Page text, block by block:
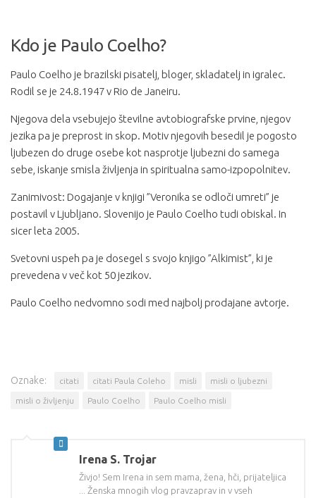
Kdo je Paulo Coelho?
Paulo Coelho je brazilski pisatelj, bloger, skladatelj in igralec.
Rodil se je 24.8.1947 v Rio de Janeiru.
Njegova dela vsebujejo številne avtobiografske prvine, njegov
jezika pa je preprost in skop. Motiv njegovih besedil je pogosto
ljubezen do druge osebe kot nasprotje ljubezni do samega
sebe, iskanje smisla življenja in spiritualna samo-izpopolnitev.
Zanimivost: Dogajanje v knjigi ”Veronika se odloči umreti” je
postavil v Ljubljano. Slovenijo je Paulo Coelho tudi obiskal. In
sicer leta 2005.
Svetovni uspeh pa je dosegel s svojo knjigo ”Alkimist”, ki je
prevedena v več kot 50 jezikov.
Paulo Coelho nedvomno sodi med najbolj prodajane avtorje.
Oznake: citati citati Paula Coleho misli misli o ljubezni
misli o življenju Paulo Coelho Paulo Coelho misli
Irena S. Trojar
Živjo! Sem Irena in sem mama, žena, hči, prijateljica
... Ženska mnogih vlog pravzaprav in v vseh